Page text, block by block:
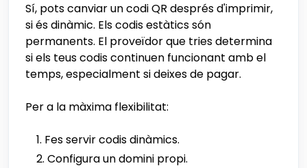
Sí, pots canviar un codi QR després d'imprimir,
si és dinàmic. Els codis estàtics són
permanents. El proveïdor que tries determina
si els teus codis continuen funcionant amb el
temps, especialment si deixes de pagar.
Per a la màxima flexibilitat:
Fes servir codis dinàmics.
Configura un domini propi.